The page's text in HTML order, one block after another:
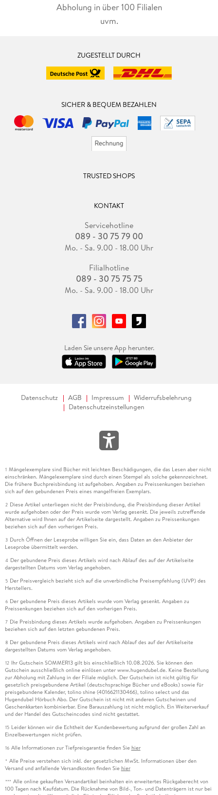
Abholung in über 100 Filialen
uvm.
ZUGESTELLT DURCH
SICHER & BEQUEM BEZAHLEN
TRUSTED SHOPS
KONTAKT
Servicehotline
089 - 30 75 79 00
Mo. - Sa. 9.00 - 18.00 Uhr
Filialhotline
089 - 30 75 75 75
Mo. - Sa. 9.00 - 18.00 Uhr
Laden Sie unsere App herunter.
Datenschutz AGB Impressum
Widerrufsbelehrung
Datenschutzeinstellungen
1 Mängelexemplare sind Bücher mit leichten Beschädigungen, die das Lesen aber nicht
einschränken. Mängelexemplare sind durch einen Stempel als solche gekennzeichnet.
Die frühere Buchpreisbindung ist aufgehoben. Angaben zu Preissenkungen beziehen
sich auf den gebundenen Preis eines mangelfreien Exemplars.
2 Diese Artikel unterliegen nicht der Preisbindung, die Preisbindung dieser Artikel
wurde aufgehoben oder der Preis wurde vom Verlag gesenkt. Die jeweils zutreffende
Alternative wird Ihnen auf der Artikelseite dargestellt. Angaben zu Preissenkungen
beziehen sich auf den vorherigen Preis.
3 Durch Öffnen der Leseprobe willigen Sie ein, dass Daten an den Anbieter der
Leseprobe übermittelt werden.
4 Der gebundene Preis dieses Artikels wird nach Ablauf des auf der Artikelseite
dargestellten Datums vom Verlag angehoben.
5 Der Preisvergleich bezieht sich auf die unverbindliche Preisempfehlung (UVP) des
Herstellers.
6 Der gebundene Preis dieses Artikels wurde vom Verlag gesenkt. Angaben zu
Preissenkungen beziehen sich auf den vorherigen Preis.
7 Die Preisbindung dieses Artikels wurde aufgehoben. Angaben zu Preissenkungen
beziehen sich auf den letzten gebundenen Preis.
8 Der gebundene Preis dieses Artikels wird nach Ablauf des auf der Artikelseite
dargestellten Datums vom Verlag angehoben.
12 Ihr Gutschein SOMMER13 gilt bis einschließlich 10.08.2026. Sie können den
Gutschein ausschließlich online einlösen unter www.hugendubel.de. Keine Bestellung
zur Abholung mit Zahlung in der Filiale möglich. Der Gutschein ist nicht gültig für
gesetzlich preisgebundene Artikel (deutschsprachige Bücher und eBooks) sowie für
preisgebundene Kalender, tolino shine (4016621130466), tolino select und das
Hugendubel Hörbuch Abo. Der Gutschein ist nicht mit anderen Gutscheinen und
Geschenkkarten kombinierbar. Eine Barauszahlung ist nicht möglich. Ein Weiterverkauf
und der Handel des Gutscheincodes sind nicht gestattet.
15 Leider können wir die Echtheit der Kundenbewertung aufgrund der großen Zahl an
Einzelbewertungen nicht prüfen.
16 Alle Informationen zur Tiefpreisgarantie finden Sie hier
* Alle Preise verstehen sich inkl. der gesetzlichen MwSt. Informationen über den
Versand und anfallende Versandkosten finden Sie hier
*** Alle online gekauften Versandartikel beinhalten ein erweitertes Rückgaberecht von
100 Tagen nach Kaufdatum. Die Rücknahme von Bild-, Ton- und Datenträgern ist nur bei